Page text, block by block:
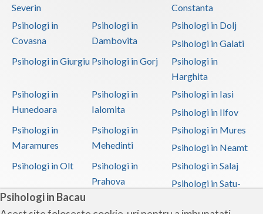
Psihologi in Bacau
Severin
Constanta
Psihologi in
Covasna
Psihologi in
Dambovita
Psihologi in Dolj
Psihologi in Galati
Psihologi in Giurgiu Psihologi in Gorj
Psihologi in
Harghita
Psihologi in
Hunedoara
Psihologi in
Ialomita
Psihologi in Iasi
Psihologi in Ilfov
Psihologi in
Maramures
Psihologi in
Mehedinti
Psihologi in Mures
Psihologi in Neamt
Psihologi in Olt
Psihologi in
Prahova
Psihologi in Salaj
Psihologi in Satu-